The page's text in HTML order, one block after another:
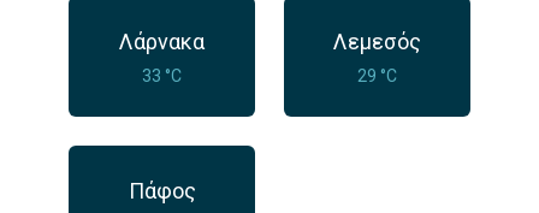
Λάρνακα
33 °C
Λεμεσός
29 °C
Πάφος